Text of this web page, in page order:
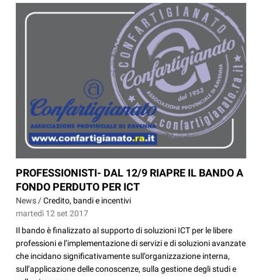
PROFESSIONISTI- DAL 12/9 RIAPRE IL BANDO A
FONDO PERDUTO PER ICT
News /Credito, bandi e incentivi
martedì 12 set 2017
Il bando è finalizzato al supporto di soluzioni ICT per le libere
professioni e l’implementazione di servizi e di soluzioni avanzate
che incidano significativamente sull’organizzazione interna,
sull’applicazione delle conoscenze, sulla gestione degli studi e